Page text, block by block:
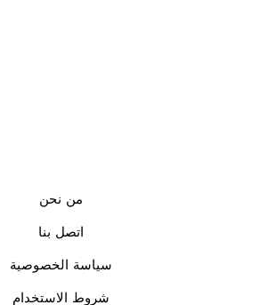
من نحن
اتصل بنا
سياسة الخصوصية
شروط الاستخدام